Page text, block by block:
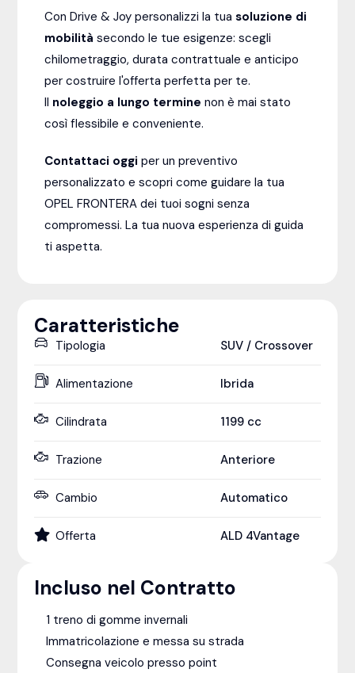
Con Drive & Joy personalizzi la tuasoluzione di
mobilità secondo le tue esigenze: scegli
chilometraggio, durata contrattuale e anticipo
per costruire l'offerta perfetta per te.
Il noleggio a lungo termine non è mai stato
così flessibile e conveniente.
Contattaci oggi per un preventivo
personalizzato e scopri come guidare la tua
OPEL FRONTERA dei tuoi sogni senza
compromessi. La tua nuova esperienza di guida
ti aspetta.
Caratteristiche
Tipologia SUV / Crossover
Alimentazione Ibrida
Cilindrata 1199 cc
Trazione Anteriore
Cambio Automatico
Offerta ALD 4Vantage
Incluso nel Contratto
1 treno di gomme invernali
Immatricolazione e messa su strada
Consegna veicolo presso point